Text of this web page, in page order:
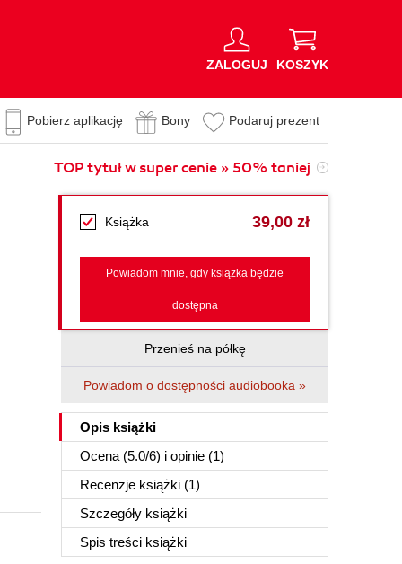
ZALOGUJ KOSZYK
Pobierz aplikację Bony Podaruj prezent
TOP tytuł w super cenie » 50% taniej
Książka 39,00 zł
Powiadom mnie, gdy książka będzie
dostępna
Przenieś na półkę
Powiadom o dostępności audiobooka »
Opis książki
Ocena (5.0/6) i opinie (1)
Recenzje książki (1)
Szczegóły książki
Spis treści książki